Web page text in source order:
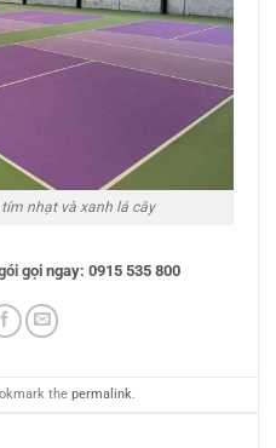
nhạt và xanh lá cây
gọi ngay: 0915 535 800
thepermalink.